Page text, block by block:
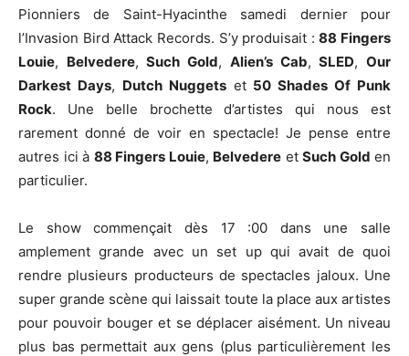
Pionniers de Saint-Hyacinthe samedi dernier pour
l’Invasion Bird Attack Records. S’y produisait :88 Fingers
Louie, Belvedere,Such Gold, Alien’s Cab,SLED,Our
Darkest Days, Dutch Nuggetset 50 Shades Of Punk
Rock. Une belle brochette d’artistes qui nous est
rarement donné de voir en spectacle! Je pense entre
autres ici à 88 Fingers Louie, Belvedere et Such Gold en
particulier.
Le show commençait dès 17 :00 dans une salle
amplement grande avec un set up qui avait de quoi
rendre plusieurs producteurs de spectacles jaloux. Une
super grande scène qui laissait toute la place aux artistes
pour pouvoir bouger et se déplacer aisément. Un niveau
plus bas permettait aux gens (plus particulièrement les